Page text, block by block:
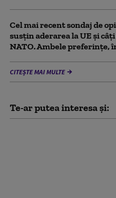
Cel mai recent sondaj de
susțin aderarea la UE și
NATO. Ambele preferințe,
CITEȘTE MAI MULTE
Te-ar putea interesa și: